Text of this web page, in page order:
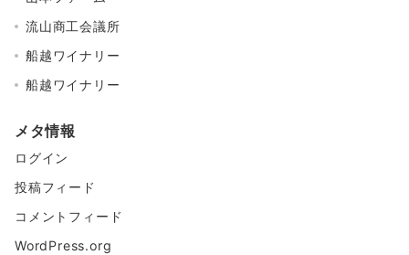
流山商工会議所
船越ワイナリー
船越ワイナリー
メタ情報
ログイン
投稿フィード
コメントフィード
WordPress.org